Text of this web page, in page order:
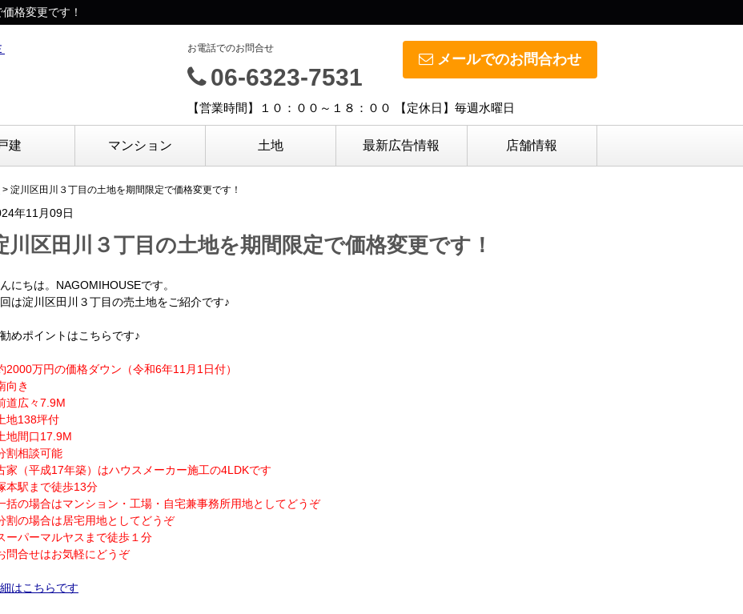
格変更です！
メールでのお問合わせ
お電話でのお問合せ
06-6323-7531
【営業時間】１０：００～１８：００ 【定休日】毎週水曜日
建 マンション 土地 最新広告情報 店舗情報
> 淀川区田川３丁目の土地を期間限定で価格変更です！
年11月09日
川区田川３丁目の土地を期間限定で価格変更です！
にちは。NAGOMIHOUSEです。
は淀川区田川３丁目の売土地をご紹介です♪
めポイントはこちらです♪
2000万円の価格ダウン（令和6年11月1日付）
向き
道広々7.9M
地138坪付
地間口17.9M
割相談可能
家（平成17年築）はハウスメーカー施工の4LDKです
本駅まで徒歩13分
括の場合はマンション・工場・自宅兼事務所用地としてどうぞ
割の場合は居宅用地としてどうぞ
ーパーマルヤスまで徒歩１分
問合せはお気軽にどうぞ
はこちらです